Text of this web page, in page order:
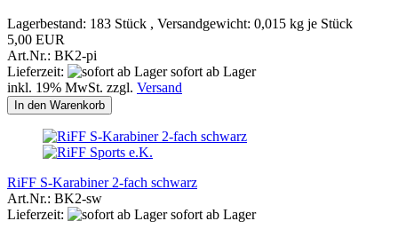
Lagerbestand: 183 Stück , Versandgewicht: 0,015 kg je Stück
5,00 EUR
Art.Nr.: BK2-pi
Lieferzeit:
sofort ab Lager
inkl. 19% MwSt. zzgl. Versand
In den Warenkorb
RiFF S-Karabiner 2-fach schwarz
Art.Nr.: BK2-sw
Lieferzeit:
sofort ab Lager